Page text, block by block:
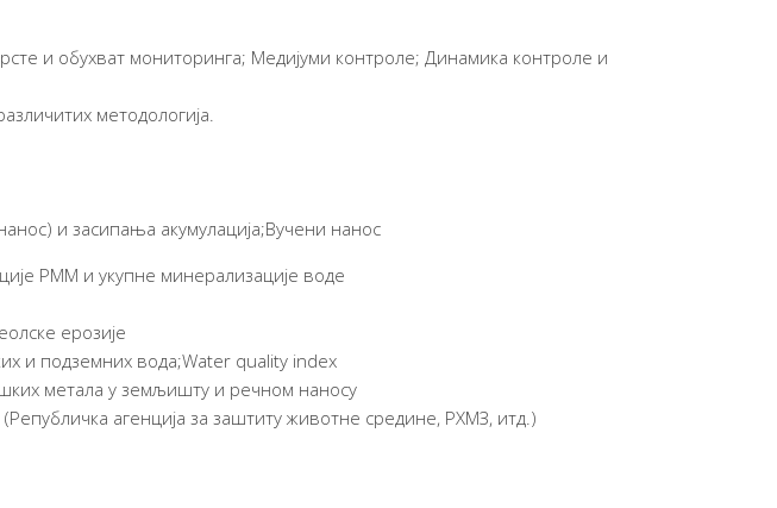
и обухват монито­ринга; Медијуми контроле; Динамика контроле и
методологија.
и засипања акуму­лација;Вучени нанос
РММ и укупне ми­нерали­зације воде
ерозије
и подземних вода;Water quality index
метала у земљишту и речном наносу
агенција за заштиту животне средине, РХМЗ, итд.)